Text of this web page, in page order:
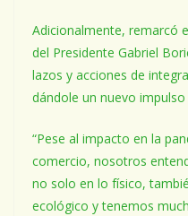
Adicionalmente, remarcó
del Presidente Gabriel
lazos y acciones de
dándole un nuevo
“Pese al impacto en la
comercio, nosotros
no solo en lo físico,
ecológico y tenemos